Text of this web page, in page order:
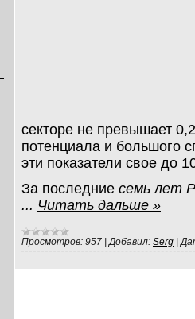
секторе не превышает
потенциала и большого
эти показатели свое до
За последние семь лет
... Читать дальше »
Просмотров: 957 |Добавил: Serg |